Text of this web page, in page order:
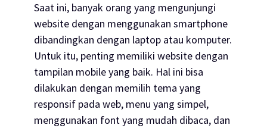
Saat ini, banyak orang yang mengunjungi
website dengan menggunakan smartphone
dibandingkan dengan laptop atau komputer.
Untuk itu, penting memiliki website dengan
tampilan mobileyang baik. Hal ini bisa
dilakukan dengan memilih tema yang
responsif pada web, menu yang simpel,
menggunakan font yang mudah dibaca, dan